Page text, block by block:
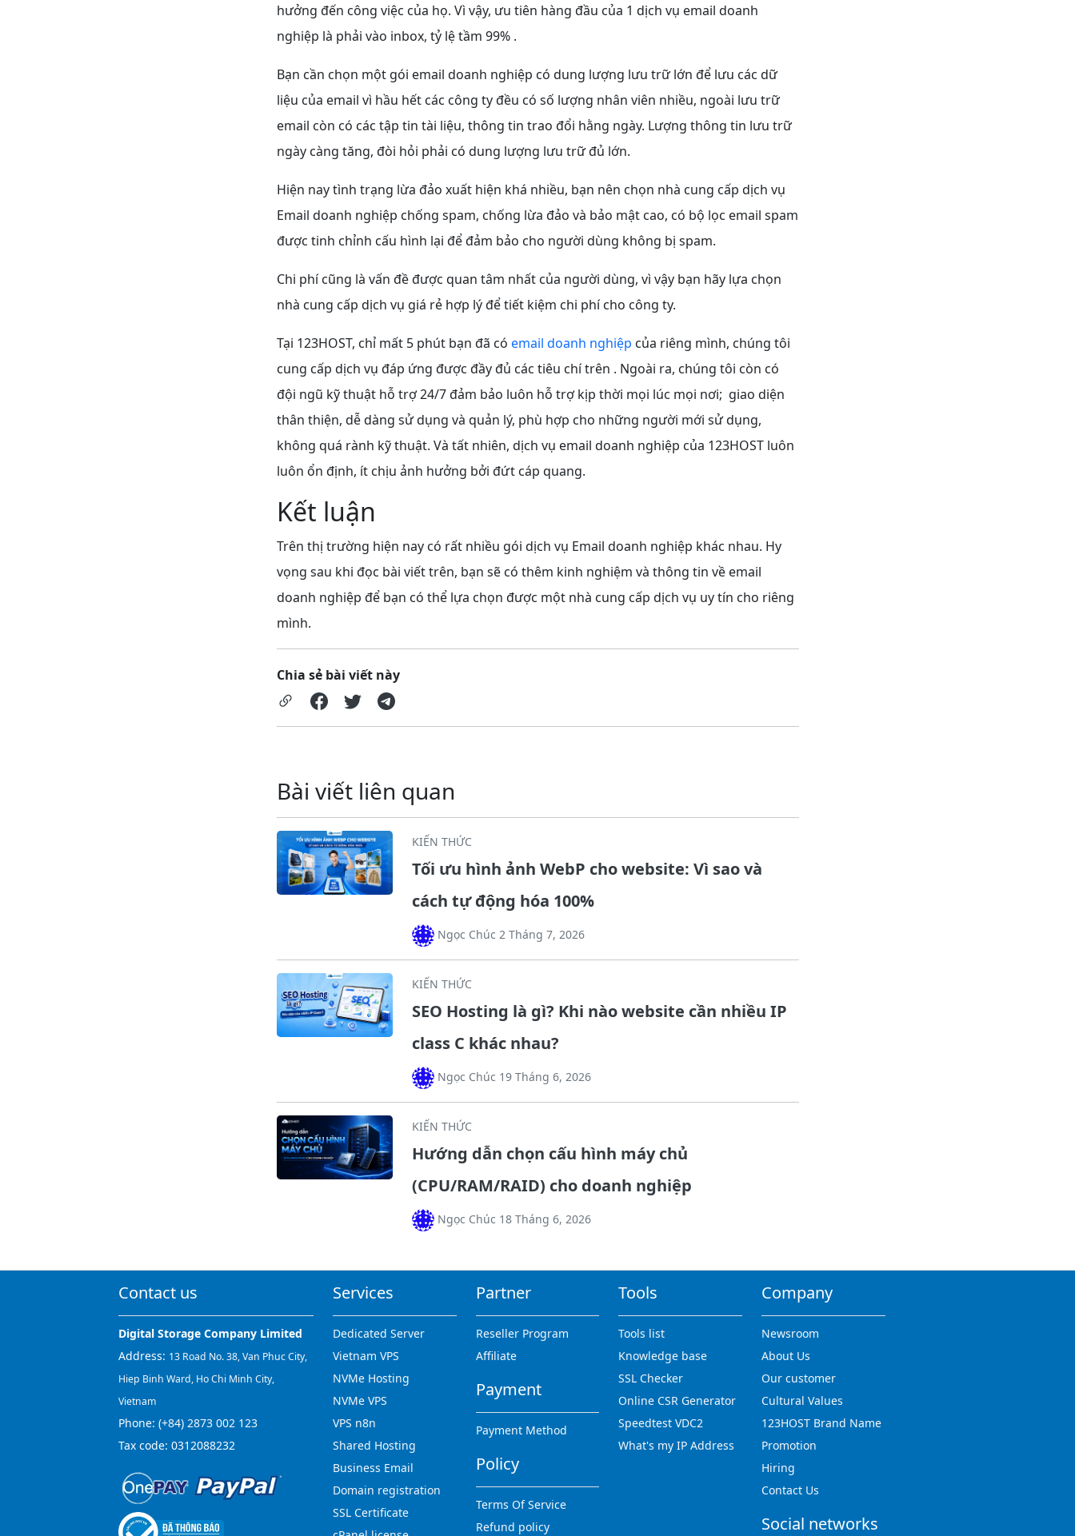
hưởng đến công việc của họ. Vì vậy, ưu tiên hàng đầu của 1 dịch vụ email doanh
nghiệp là phải vào inbox, tỷ lệ tầm 99% .
Bạn cần chọn một gói email doanh nghiệp có dung lượng lưu trữ lớn để lưu các dữ
liệu của email vì hầu hết các công ty đều có số lượng nhân viên nhiều, ngoài lưu trữ
email còn có các tập tin tài liệu, thông tin trao đổi hằng ngày. Lượng thông tin lưu trữ
ngày càng tăng, đòi hỏi phải có dung lượng lưu trữ đủ lớn.
Hiện nay tình trạng lừa đảo xuất hiện khá nhiều, bạn nên chọn nhà cung cấp dịch vụ
Email doanh nghiệp chống spam, chống lừa đảo và bảo mật cao, có bộ lọc email spam
được tinh chỉnh cấu hình lại để đảm bảo cho người dùng không bị spam.
Chi phí cũng là vấn đề được quan tâm nhất của người dùng, vì vậy bạn hãy lựa chọn
nhà cung cấp dịch vụ giá rẻ hợp lý để tiết kiệm chi phí cho công ty.
Tại 123HOST, chỉ mất 5 phút bạn đã có email doanh nghiệp của riêng mình, chúng tôi
cung cấp dịch vụ đáp ứng được đầy đủ các tiêu chí trên . Ngoài ra, chúng tôi còn có
đội ngũ kỹ thuật hỗ trợ 24/7 đảm bảo luôn hỗ trợ kịp thời mọi lúc mọi nơi; giao diện
thân thiện, dễ dàng sử dụng và quản lý, phù hợp cho những người mới sử dụng,
không quá rành kỹ thuật. Và tất nhiên, dịch vụ email doanh nghiệp của 123HOST luôn
luôn ổn định, ít chịu ảnh hưởng bởi đứt cáp quang.
Kết luận
Trên thị trường hiện nay có rất nhiều gói dịch vụ Email doanh nghiệp khác nhau. Hy
vọng sau khi đọc bài viết trên, bạn sẽ có thêm kinh nghiệm và thông tin về email
doanh nghiệp để bạn có thể lựa chọn được một nhà cung cấp dịch vụ uy tín cho riêng
mình.
Chia sẻ bài viết này
Bài viết liên quan
KIẾN THỨC
Tối ưu hình ảnh WebP cho website: Vì sao và
cách tự động hóa 100%
Ngọc Chúc 2 Tháng 7, 2026
KIẾN THỨC
SEO Hosting là gì? Khi nào website cần nhiều IP
class C khác nhau?
Ngọc Chúc 19 Tháng 6, 2026
KIẾN THỨC
Hướng dẫn chọn cấu hình máy chủ
(CPU/RAM/RAID) cho doanh nghiệp
Ngọc Chúc 18 Tháng 6, 2026
Contact us
Digital Storage Company Limited
Address: 13 Road No. 38, Van Phuc City,
Hiep Binh Ward, Ho Chi Minh City,
Vietnam
Phone: (+84) 2873 002 123
Tax code: 0312088232
Services
Dedicated Server
Vietnam VPS
NVMe Hosting
NVMe VPS
VPS n8n
Shared Hosting
Business Email
Domain registration
SSL Certificate
Partner
Reseller Program
Affiliate
Payment
Payment Method
Policy
Terms Of Service
Refund policy
Tools
Tools list
Knowledge base
SSL Checker
Online CSR Generator
Speedtest VDC2
What's my IP Address
Company
Newsroom
About Us
Our customer
Cultural Values
123HOST Brand Name
Promotion
Hiring
Contact Us
Social networks